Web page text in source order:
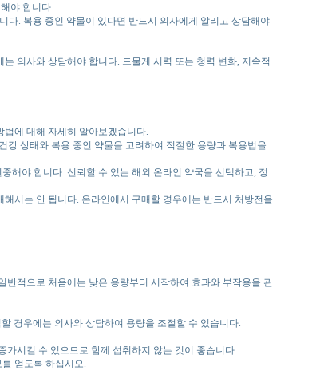
야 합니다.
다. 복용 중인 약물이 있다면 반드시 의사에게 알리고 상담해야
의사와 상담해야 합니다. 드물게 시력 또는 청력 변화, 지속적
에 대해 자세히 알아보겠습니다.
상태와 복용 중인 약물을 고려하여 적절한 용량과 복용법을
해야 합니다. 신뢰할 수 있는 해외 온라인 약국을 선택하고, 정
서는 안 됩니다. 온라인에서 구매할 경우에는 반드시 처방전을
반적으로 처음에는 낮은 용량부터 시작하여 효과와 부작용을 관
경우에는 의사와 상담하여 용량을 조절할 수 있습니다.
시킬 수 있으므로 함께 섭취하지 않는 것이 좋습니다.
얻도록 하십시오.